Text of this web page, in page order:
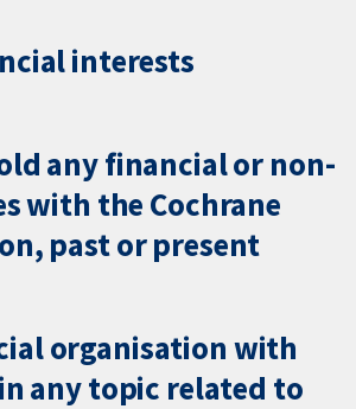
interests
any financial or non-
with the Cochrane
past or present
organisation with
any topic related to